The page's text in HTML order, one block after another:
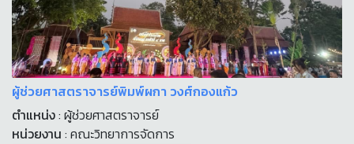
ผู้ช่วยศาสตราจารย์พิมพ์ผกา วงศ์กองแก้ว
ตำแหน่ง: ผู้ช่วยศาสตราจารย์
หน่วยงาน : คณะวิทยาการจัดการ